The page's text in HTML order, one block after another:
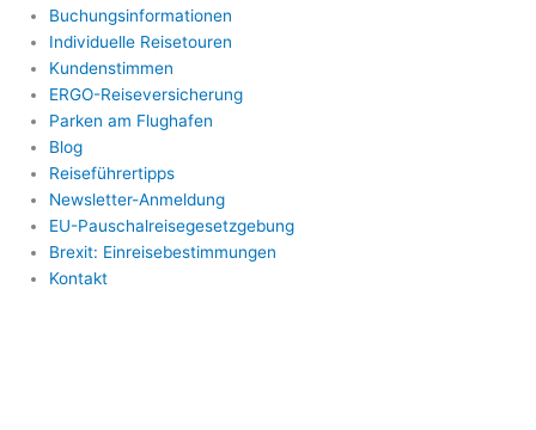
Buchungsinformationen
Individuelle Reisetouren
Kundenstimmen
ERGO-Reiseversicherung
Parken am Flughafen
Blog
Reiseführertipps
Newsletter-Anmeldung
EU-Pauschalreisegesetzgebung
Brexit: Einreisebestimmungen
Kontakt